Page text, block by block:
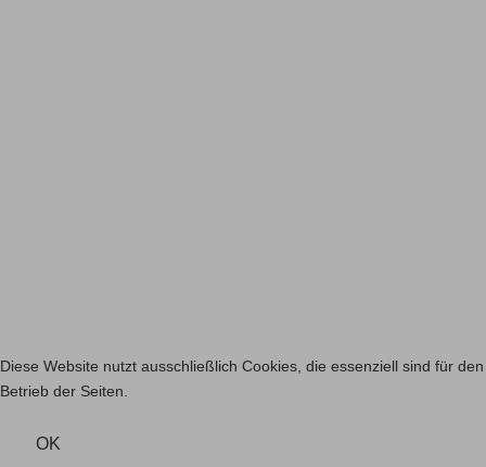
Diese Website nutzt ausschließlich Cookies, die essenziell sind für den
Betrieb der Seiten.
OK